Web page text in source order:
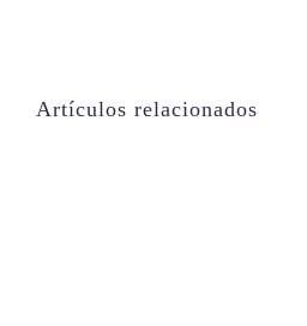
Artículos relacionados